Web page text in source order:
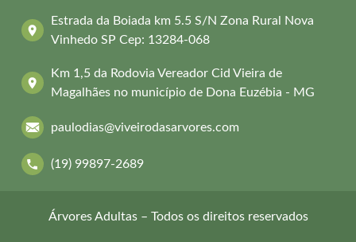
Estrada da Boiada km 5.5 S/N Zona Rural Nova
Vinhedo SP Cep: 13284-068
Km 1,5 da Rodovia Vereador Cid Vieira de
Magalhães no município de Dona Euzébia - MG
paulodias@viveirodasarvores.com
(19) 99897-2689
Árvores Adultas – Todos os direitos reservados